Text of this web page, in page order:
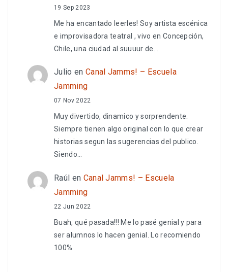
19 Sep 2023
Me ha encantado leerles! Soy artista escénica
e improvisadora teatral , vivo en Concepción,
Chile, una ciudad al suuuur de…
Julio en Canal Jamms! – Escuela
Jamming
07 Nov 2022
Muy divertido, dinamico y sorprendente.
Siempre tienen algo original con lo que crear
historias segun las sugerencias del publico.
Siendo…
Raúl en Canal Jamms! – Escuela
Jamming
22 Jun 2022
Buah, qué pasada!!! Me lo pasé genial y para
ser alumnos lo hacen genial. Lo recomiendo
100%